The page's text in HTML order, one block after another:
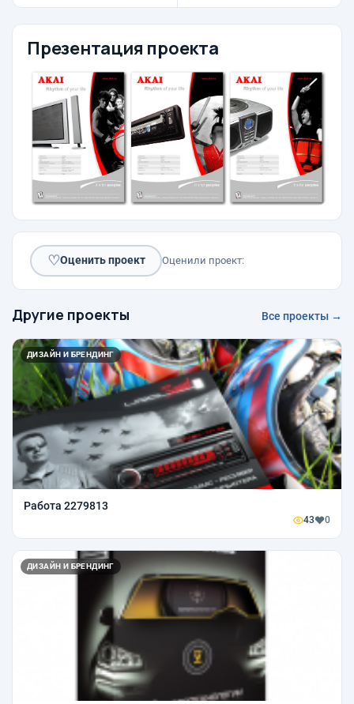
Презентация проекта
♡Оценить проект Оценили проект:
Другие проекты Все проекты →
ДИЗАЙН И БРЕНДИНГ
Работа 2279813
43 0
ДИЗАЙН И БРЕНДИНГ